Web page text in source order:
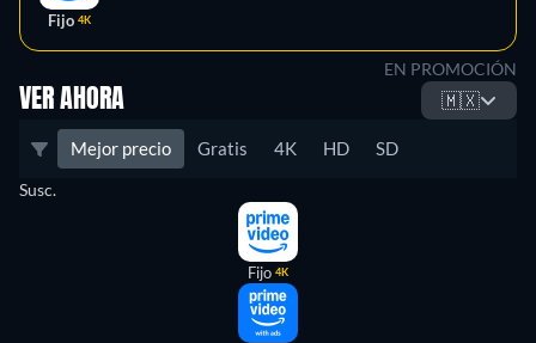
Fijo 4K
EN PROMOCIÓN
VER AHORA 🇲🇽
Mejor precio Gratis 4K HD SD
Susc.
Fijo 4K